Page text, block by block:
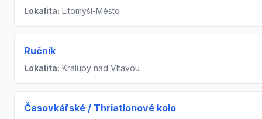
Lokalita: Litomyšl-Město
Ručník
Lokalita: Kralupy nad Vltavou
Časovkářské / Thriatlonové kolo